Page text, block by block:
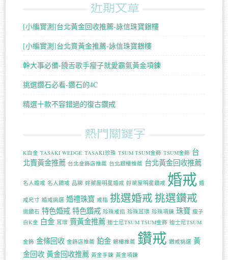
近期文章
[小編實測]台北黃金回收推薦-詠信珠寶銀樓
[小編實測]台北賣黃金推薦-詠信珠寶銀樓
幹大事必備-饒舌歌手瘦子就愛霸氣黃金項鍊
挑選鑽石必看-鑽石的4C
精選十款不容錯過的復古鑽戒
熱門關鍵字
K白金 TASAKI WEDGE TASAKI珍珠 TSUM TSUM金飾 TSUM金飾 台
北賣黃金推薦 台北金飾店推薦 台北銀樓推薦 台北黃金回收推薦
名人婚戒 名人鑽戒 品牌 好萊屋明星婚戒 好萊屋明星鑽戒 婚戒 婚
戒尺寸 婚戒挑選 婚禮珠寶 戒指 挑選婚戒挑選鑽戒
挑鑽石 特色婚戒 特色鑽戒 珍珠戒指 珍珠耳環 珍珠項鍊 珠寶 瘦子
白K金 白金 耳環 賣黃金推薦 迪士尼TSUM TSUM金飾 迪士尼TSUM
金飾 金條回收 金飾店推薦 鉑金 銀樓推薦 鑽戒 鑽戒挑選 黃
金回收 黃金回收推薦 黃金手鍊 黃金項鍊